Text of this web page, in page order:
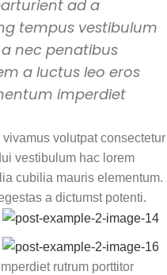
ad a
tempus vestibulum
nec penatibus
a luctus leo eros
imperdiet
volutpat consectetur
vestibulum hac lorem
cubilia mauris elementum.
a dictumst potenti.
rutrum porttitor